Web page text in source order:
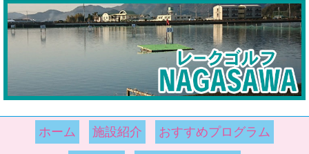
ホーム 施設紹介 おすすめプログラム